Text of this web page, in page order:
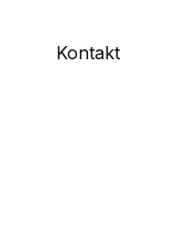
Kontakt